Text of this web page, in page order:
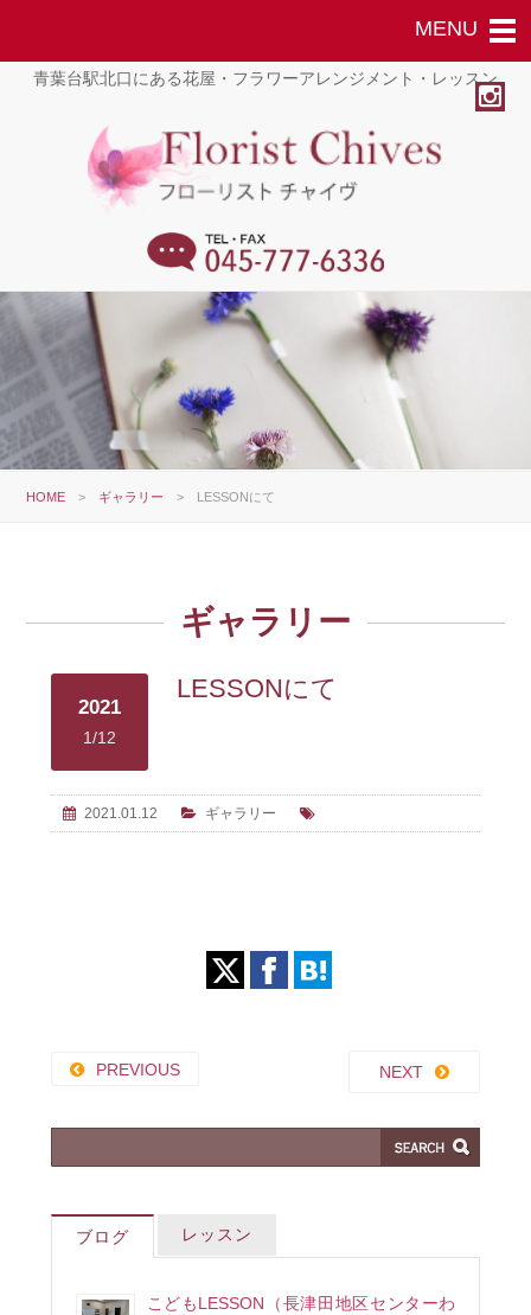
青葉台駅北口にある花屋・フラワーアレンジメント・レッスン
HOME > ギャラリー > LESSONにて
ギャラリー
2021
1/12
LESSONにて
2021.01.12 ギャラリー
PREVIOUS NEXT
ブログ レッスン
こどもLESSON（長津田地区センターわ